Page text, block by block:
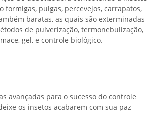
formigas, pulgas, percevejos, carrapatos,
baratas, as quais são exterminadas
de pulverização, termonebulização,
gel, e controle biológico.
avançadas para o sucesso do controle
os insetos acabarem com sua paz